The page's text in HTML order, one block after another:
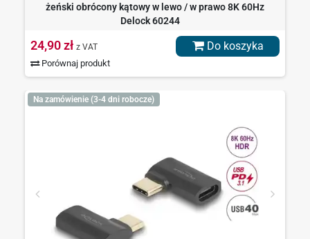
żeński obrócony kątowy w lewo / w prawo 8K 60Hz
Delock 60244
24,90 zł z VAT
Porównaj produkt
Do koszyka
Na zamówienie (3-4 dni robocze)